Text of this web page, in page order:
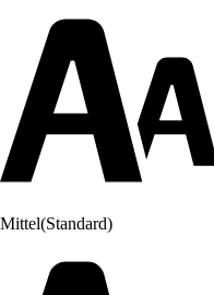
Mittel(Standard)